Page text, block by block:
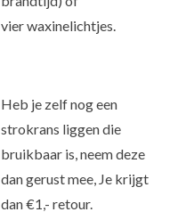
vier waxinelichtjes.
Heb je zelf nog een
strokrans liggen die
bruikbaar is, neem deze
dan gerust mee, Je krijgt
dan €1,- retour.